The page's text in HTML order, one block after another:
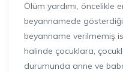
Ölüm yardımı, öncelikle
beyannamede gösterdiği
beyanname verilmemiş
halinde çocuklara,
durumunda anne ve